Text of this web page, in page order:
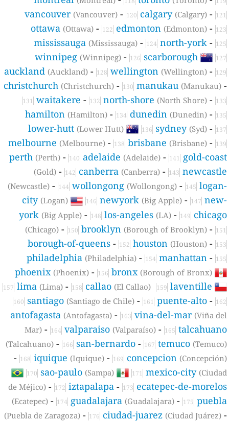
vancouver(Vancouver) -120 calgary(Calgary) -121
ottawa(Ottawa) -122 edmonton(Edmonton) -123
mississauga(Mississauga) -124 north-york -125
winnipeg(Winnipeg) -126 scarborough 127
auckland(Auckland) -128 wellington(Wellington) -129
christchurch(Christchurch) -130 manukau(Manukau) -
131 waitakere -132 north-shore(North Shore) -133
hamilton(Hamilton) -134 dunedin(Dunedin) -135
lower-hutt(Lower Hutt) 136 sydney(Syd) -137
melbourne(Melbourne) -138 brisbane(Brisbane) -139
perth(Perth) -140 adelaide(Adelaide) -141 gold-coast
(Gold) -142 canberra(Canberra) -143 newcastle
(Newcastle) -144 wollongong(Wollongong) -145
logan-
city(Logan) 146 newyork(Big Apple) -147
new-
york(Big Apple) -148 los-angeles(LA) -149 chicago
(Chicago) -150 brooklyn(Borough of Brooklyn) -151
borough-of-queens -152 houston(Houston) -153
philadelphia(Philadelphia) -154 manhattan -155
phoenix(Phoenix) -156 bronx(Borough of Bronx)
157 lima(Lima) -158 callao(El Callao) 159 laventille
160 santiago(Santiago de Chile) -161 puente-alto -162
antofagasta(Antofagasta) -163 vina-del-mar(Viña del
Mar) -164 valparaiso(Valparaíso) -165 talcahuano
(Talcahuano) -166 san-bernardo -167 temuco(Temuco)
-168 iquique(Iquique) -169 concepcion(Concepción)
170 sao-paulo(Sampa) 171 mexico-city(Ciudad
de Méjico) -172 iztapalapa -173 ecatepec-de-morelos
(Ecatepec) -174 guadalajara(Guadalajara) -175 puebla
(Puebla de Zaragoza) -176 ciudad-juarez(Ciudad Juárez) -